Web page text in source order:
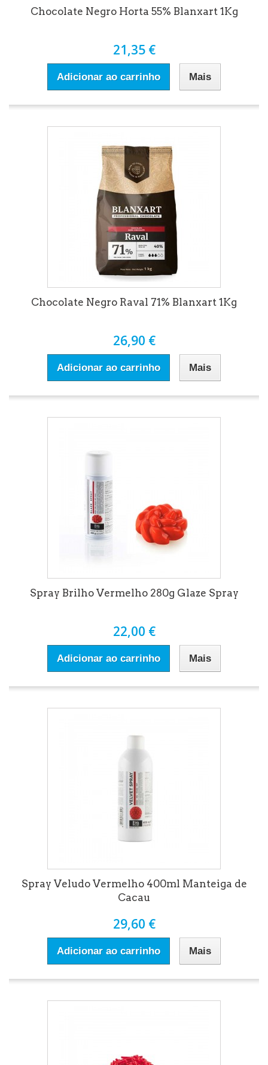
Chocolate Negro Horta 55% Blanxart 1Kg
21,35 €
Adicionar ao carrinho Mais
Chocolate Negro Raval 71% Blanxart 1Kg
26,90 €
Adicionar ao carrinho Mais
Spray Brilho Vermelho 280g Glaze Spray
22,00 €
Adicionar ao carrinho Mais
Spray Veludo Vermelho 400ml Manteiga de
Cacau
29,60 €
Adicionar ao carrinho Mais